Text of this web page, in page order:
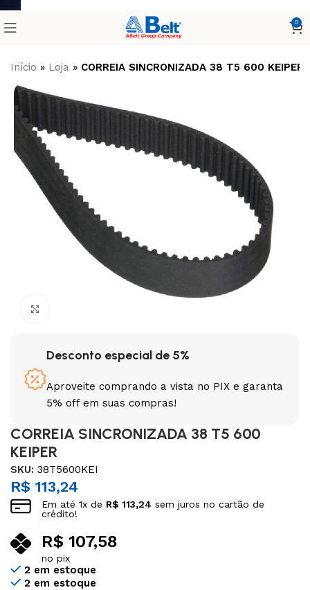
0
Início » Loja » CORREIA SINCRONIZADA 38 T5 600 KEIPER
Desconto especial de 5%
Aproveite comprando a vista no PIX e garanta
5% off em suas compras!
CORREIA SINCRONIZADA 38 T5 600
KEIPER
SKU:38T5600KEI
R$ 113,24
Em até1x de R$ 113,24 sem juros no cartão de
crédito!
R$ 107,58
no pix
2 em estoque
2 em estoque